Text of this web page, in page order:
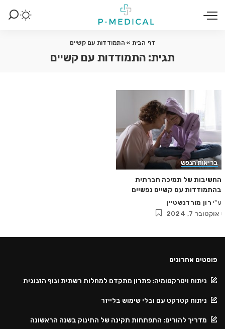
דף הבית » התמודדות עם קשיים
תגית: התמודדות עם קשיים
בריאות הנפש
החשיבות של תמיכה חברתית
בהתמודדות עם קשיים נפשיים
Posted
by
ע"י רון מורדנשטיין
אוקטובר 7, 2024
פוסטים אחרונים
ניתוח ויטרקטומיה: פתרון מתקדם למחלות רשתית וגוף הזגוגית
ניתוח קטרקט עם ובלי שימוש בלייזר
מדריך להורים: התפתחות תקינה של התינוק בשנה הראשונה